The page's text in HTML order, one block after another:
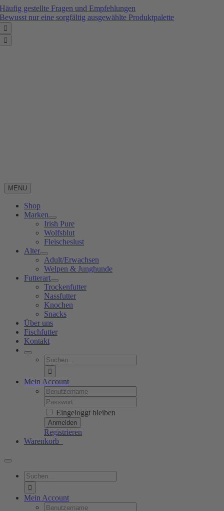
Zum
Inhalt
springen
Häufig gestellte Fragen und Empfehlungen
Bewusst nur eine sorgfältig ausgewählte Produktpalette


MENU
Shop
Marken
Irish Pure
Wolfsblut
Fleischeslust
Alter
Adult/Erwachsen
Welpen & Junghunde
Futterart
Trockenfutter
Nassfutter
Knochen
Snacks
Über uns
Fischfutter
Kontakt
Suche
nach:
Mein Account
Username:
Password:
Eingeloggt bleiben
Registrieren
Warenkorb
Toggle
Navigation
Suche
nach:
Mein Account
Username: